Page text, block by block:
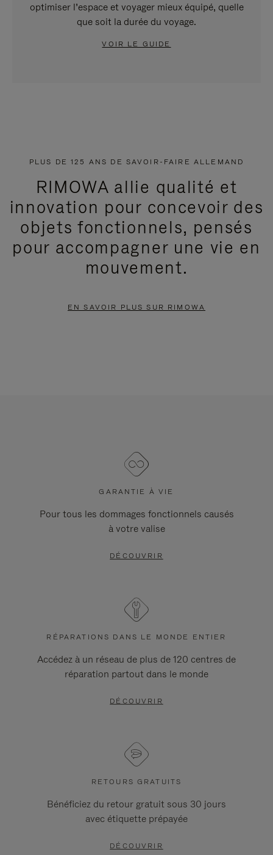
optimiser l’espace et voyager mieux équipé, quelle
que soit la durée du voyage.
VOIR LE GUIDE
PLUS DE 125 ANS DE SAVOIR-FAIRE ALLEMAND
RIMOWA allie qualité et
innovation pour concevoir des
objets fonctionnels, pensés
pour accompagner une vie en
mouvement.
EN SAVOIR PLUS SUR RIMOWA
GARANTIE À VIE
Pour tous les dommages fonctionnels causés
à votre valise
DÉCOUVRIR
RÉPARATIONS DANS LE MONDE ENTIER
Accédez à un réseau de plus de 120 centres de
réparation partout dans le monde
DÉCOUVRIR
RETOURS GRATUITS
Bénéficiez du retour gratuit sous 30 jours
avec étiquette prépayée
DÉCOUVRIR